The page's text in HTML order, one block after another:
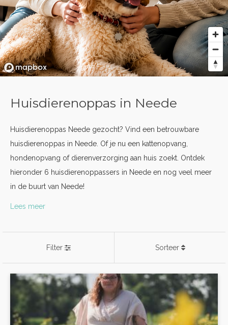
Huisdierenoppas in Neede
Huisdierenoppas Neede gezocht? Vind een betrouwbare
huisdierenoppas in Neede. Of je nu een kattenopvang,
hondenopvang of dierenverzorging aan huis zoekt. Ontdek
hieronder 6 huisdierenoppassers in Neede en nog veel meer
in de buurt van Neede!
Lees meer
Filter Sorteer